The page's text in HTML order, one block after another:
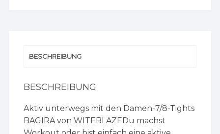
BESCHREIBUNG
BESCHREIBUNG
Aktiv unterwegs mit den Damen-7/8-Tights
BAGIRA von WITEBLAZEDu machst